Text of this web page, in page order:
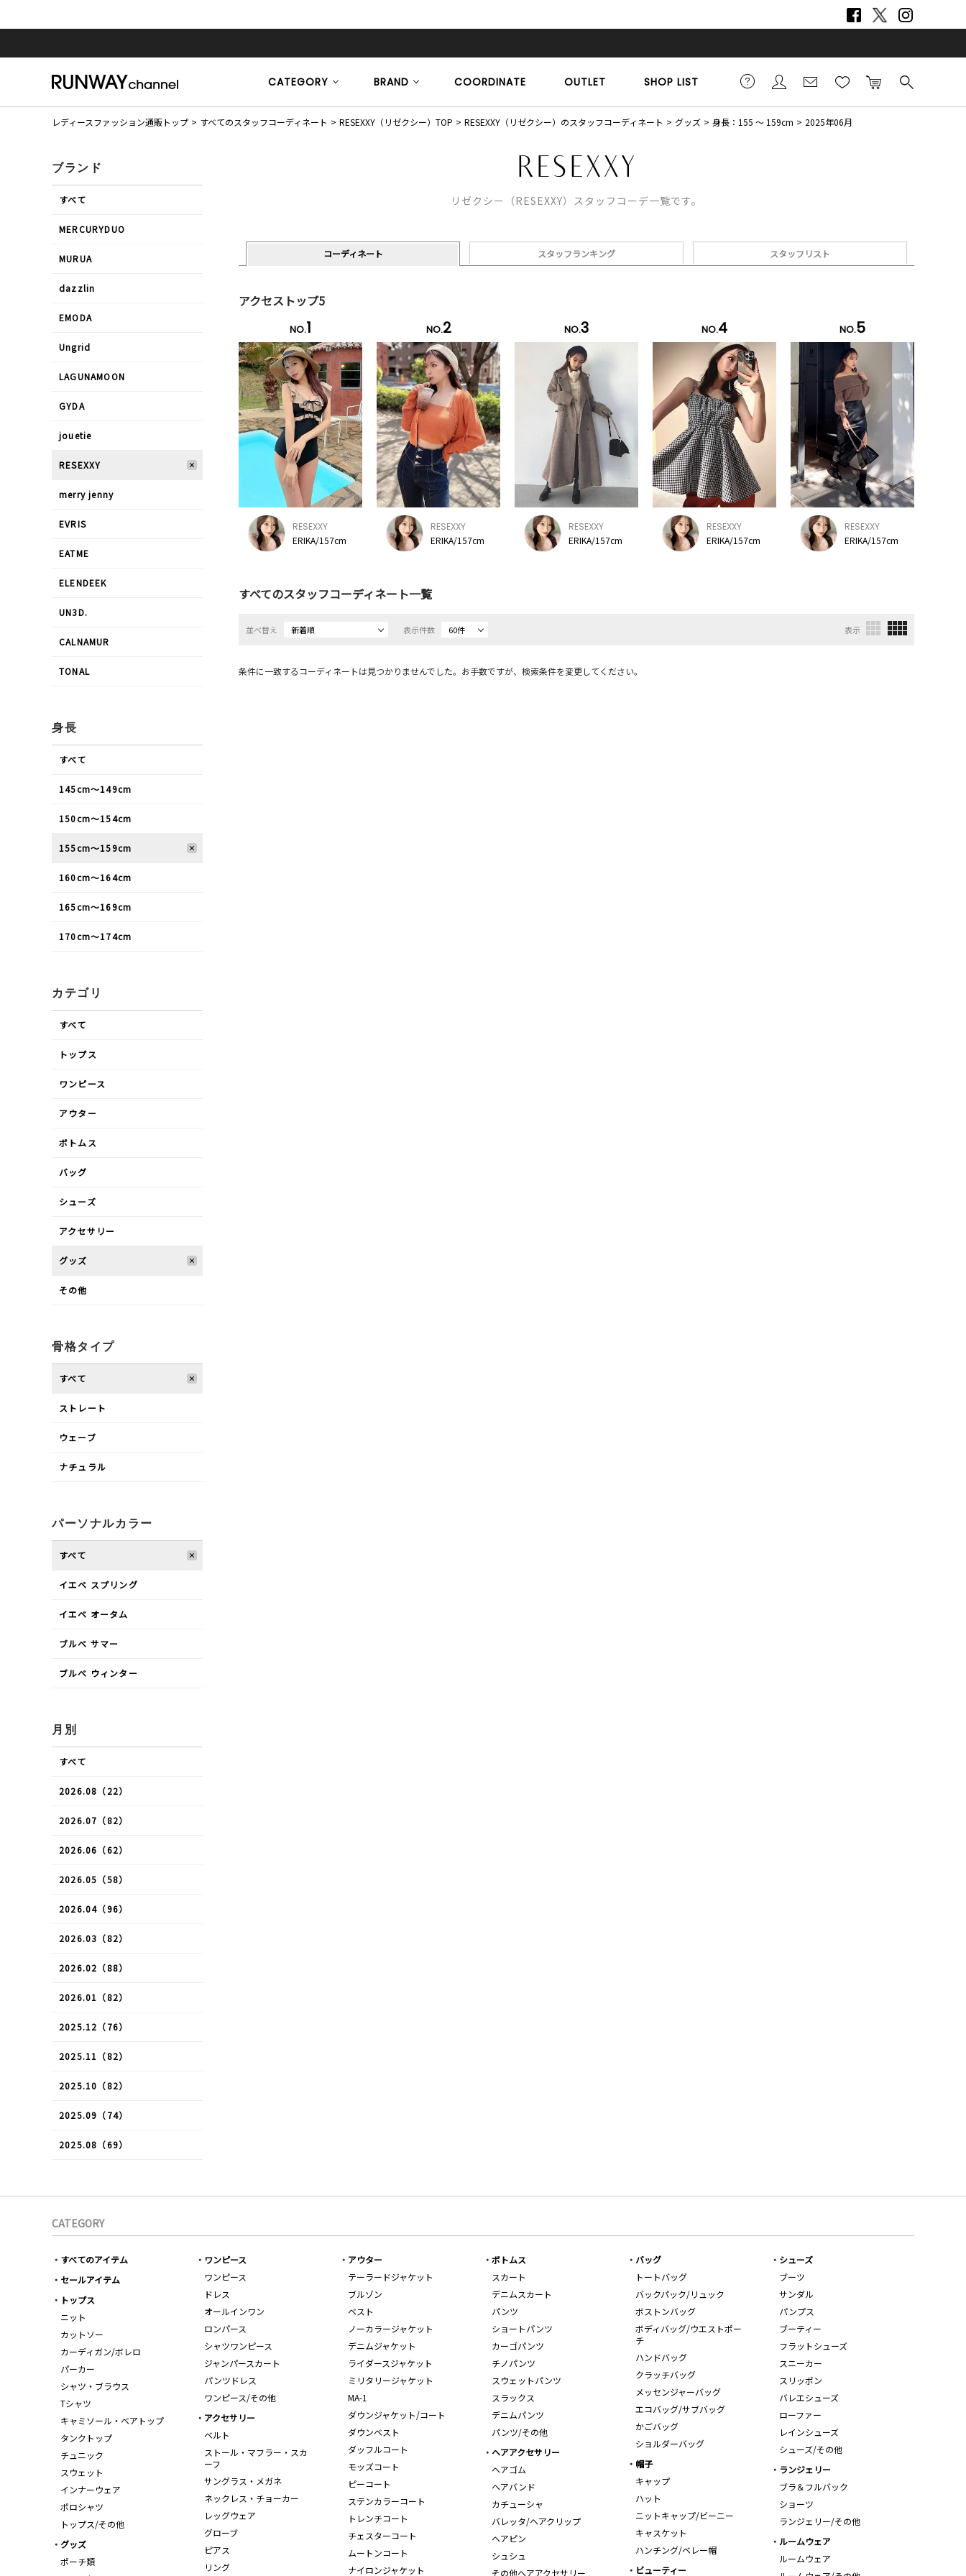
CATEGORY BRAND COORDINATE OUTLET SHOP LIST
レディースファッション通販トップ すべてのスタッフコーディネート RESEXXY（リゼクシー）TOP RESEXXY（リゼクシー）のスタッフコーディネート グッズ 身長：155 ～ 159cm 2025年06月
リゼクシー（RESEXXY）スタッフコーデ一覧です。
コーディネート スタッフランキング スタッフリスト
アクセストップ5
NO.1
RESEXXY
ERIKA/157cm
NO.2
RESEXXY
ERIKA/157cm
NO.3
RESEXXY
ERIKA/157cm
NO.4
RESEXXY
ERIKA/157cm
NO.5
RESEXXY
ERIKA/157cm
すべてのスタッフコーディネート一覧
並べ替え 新着順 表示件数 60件 表示
条件に一致するコーディネートは見つかりませんでした。お手数ですが、検索条件を変更してください。
ブランド
すべて
MERCURYDUO
MURUA
dazzlin
EMODA
Ungrid
LAGUNAMOON
GYDA
jouetie
RESEXXY
merry jenny
EVRIS
EATME
ELENDEEK
UN3D.
CALNAMUR
TONAL
身長
すべて
145cm〜149cm
150cm〜154cm
155cm〜159cm
160cm〜164cm
165cm〜169cm
170cm〜174cm
カテゴリ
すべて
トップス
ワンピース
アウター
ボトムス
バッグ
シューズ
アクセサリー
グッズ
その他
骨格タイプ
すべて
ストレート
ウェーブ
ナチュラル
パーソナルカラー
すべて
イエベ スプリング
イエベ オータム
ブルべ サマー
ブルべ ウィンター
月別
すべて
2026.08（22）
2026.07（82）
2026.06（62）
2026.05（58）
2026.04（96）
2026.03（82）
2026.02（88）
2026.01（82）
2025.12（76）
2025.11（82）
2025.10（82）
2025.09（74）
2025.08（69）
CATEGORY
すべてのアイテム
セールアイテム
トップス
ニット
カットソー
カーディガン/ボレロ
パーカー
シャツ・ブラウス
Tシャツ
キャミソール・ベアトップ
タンクトップ
チュニック
スウェット
インナーウェア
ポロシャツ
トップス/その他
ワンピース
ワンピース
ドレス
オールインワン
ロンパース
シャツワンピース
ジャンパースカート
パンツドレス
ワンピース/その他
アウター
テーラードジャケット
ブルゾン
ベスト
ノーカラージャケット
デニムジャケット
ライダースジャケット
ミリタリージャケット
MA-1
ダウンジャケット/コート
ダウンベスト
ダッフルコート
モッズコート
ピーコート
ステンカラーコート
トレンチコート
チェスターコート
ムートンコート
ナイロンジャケット
ボトムス
スカート
デニムスカート
パンツ
ショートパンツ
カーゴパンツ
チノパンツ
スウェットパンツ
スラックス
デニムパンツ
パンツ/その他
バッグ
トートバッグ
バックパック/リュック
ボストンバッグ
ボディバッグ/ウエストポー
チ
ハンドバッグ
クラッチバッグ
メッセンジャーバッグ
エコバッグ/サブバッグ
かごバッグ
ショルダーバッグ
シューズ
ブーツ
サンダル
パンプス
ブーティー
フラットシューズ
スニーカー
スリッポン
バレエシューズ
ローファー
レインシューズ
シューズ/その他
アクセサリー
ベルト
ストール・マフラー・スカ
ーフ
サングラス・メガネ
ネックレス・チョーカー
レッグウェア
グローブ
ピアス
リング
ヘアアクセサリー
ヘアゴム
ヘアバンド
カチューシャ
バレッタ/ヘアクリップ
ヘアピン
シュシュ
その他ヘアアクセサリー
帽子
キャップ
ハット
ニットキャップ/ビーニー
キャスケット
ハンチング/ベレー帽
ランジェリー
ブラ＆フルバック
ショーツ
ランジェリー/その他
ルームウェア
ルームウェア
グッズ
ポーチ類
ビューティー